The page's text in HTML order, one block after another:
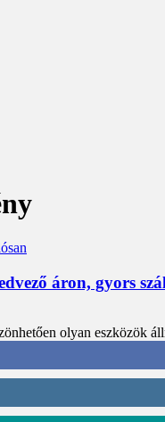
áron, gyors
olyan